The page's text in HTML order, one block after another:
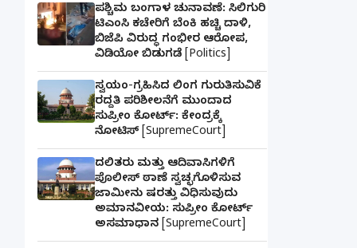
ಪಶ್ಚಿಮ ಬಂಗಾಳ ಚುನಾವಣೆ: ಸಿಲಿಗುರಿ
ಟಿಎಂಸಿ ಕಚೇರಿಗೆ ಬೆಂಕಿ ಹಚ್ಚಿ ದಾಳಿ,
ಬಿಜೆಪಿ ವಿರುದ್ಧ ಗಂಭೀರ ಆರೋಪ,
ವಿಡಿಯೋ ಬಿಡುಗಡೆ [Politics]
ಸ್ವಯಂ-ಗ್ರಹಿಸಿದ ಲಿಂಗ ಗುರುತಿಸುವಿಕೆ
ರದ್ದತಿ ಪರಿಶೀಲನೆಗೆ ಮುಂದಾದ
ಸುಪ್ರೀಂ ಕೋರ್ಟ್: ಕೇಂದ್ರಕ್ಕೆ
ನೋಟಿಸ್ [SupremeCourt]
ದಲಿತರು ಮತ್ತು ಆದಿವಾಸಿಗಳಿಗೆ
ಪೊಲೀಸ್ ಠಾಣೆ ಸ್ವಚ್ಛಗೊಳಿಸುವ
ಜಾಮೀನು ಷರತ್ತು ವಿಧಿಸುವುದು
ಅಮಾನವೀಯ: ಸುಪ್ರೀಂ ಕೋರ್ಟ್
ಅಸಮಾಧಾನ [SupremeCourt]